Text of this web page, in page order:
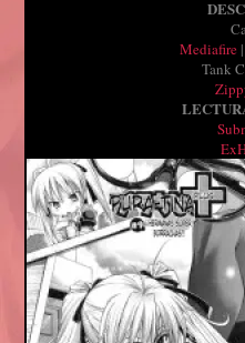
Mediafire|
Tank